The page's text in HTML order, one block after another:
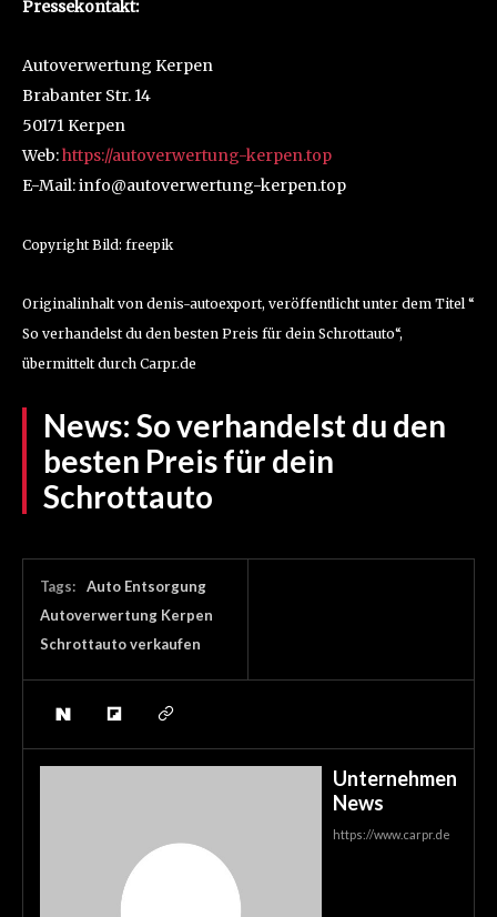
Pressekontakt:
Autoverwertung Kerpen
Brabanter Str. 14
50171 Kerpen
Web:https://autoverwertung-kerpen.top
E-Mail: info@autoverwertung-kerpen.top
Copyright Bild: freepik
Originalinhalt von denis-autoexport, veröffentlicht unter dem Titel “
So verhandelst du den besten Preis für dein Schrottauto“,
übermittelt durch Carpr.de
News: So verhandelst du den
besten Preis für dein
Schrottauto
Tags:
Auto Entsorgung
Autoverwertung Kerpen
Schrottauto verkaufen
Unternehmen
News
https://www.carpr.de